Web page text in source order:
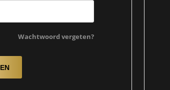
Wachtwoord vergeten?